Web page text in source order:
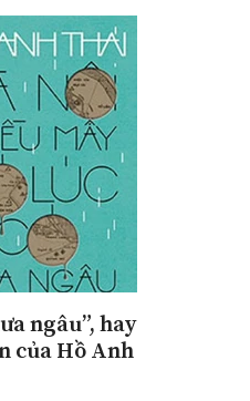
Đăng ký tin tức mới
ngâu”, hay
của Hồ Anh